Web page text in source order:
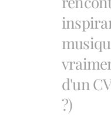
d'un
?)